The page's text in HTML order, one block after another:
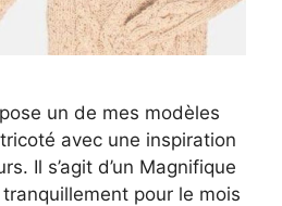
un de mes modèles
avec une inspiration
Il s’agit d’un Magnifique
pour le mois